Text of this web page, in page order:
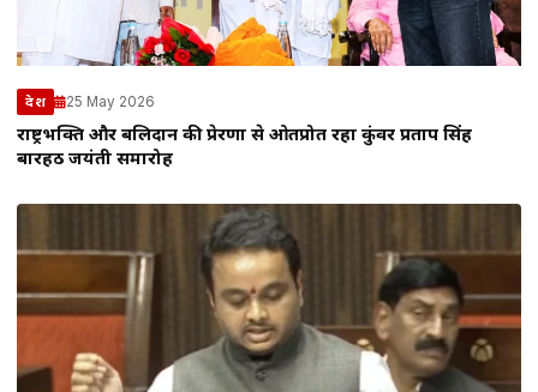
देश 25 May 2026
राष्ट्रभक्ति और बलिदान की प्रेरणा से ओतप्रोत रहा कुंवर प्रताप सिंह
बारहठ जयंती समारोह